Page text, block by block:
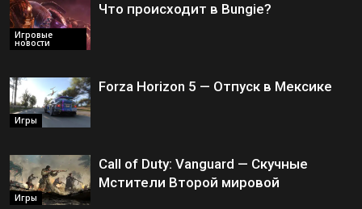
Игровые
новости
Что происходит в Bungie?
Игры
Forza Horizon 5 — Отпуск в Мексике
Игры
Call of Duty: Vanguard — Скучные
Мстители Второй мировой